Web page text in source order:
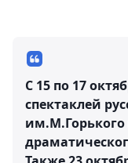
С 15 по 17
спектаклей
им.М.Горького